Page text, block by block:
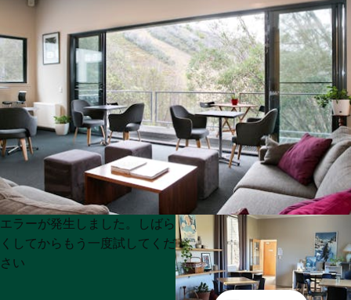
Product
List
Product
List
エラーが発生しました。しばら
くしてからもう一度試してくだ
さい